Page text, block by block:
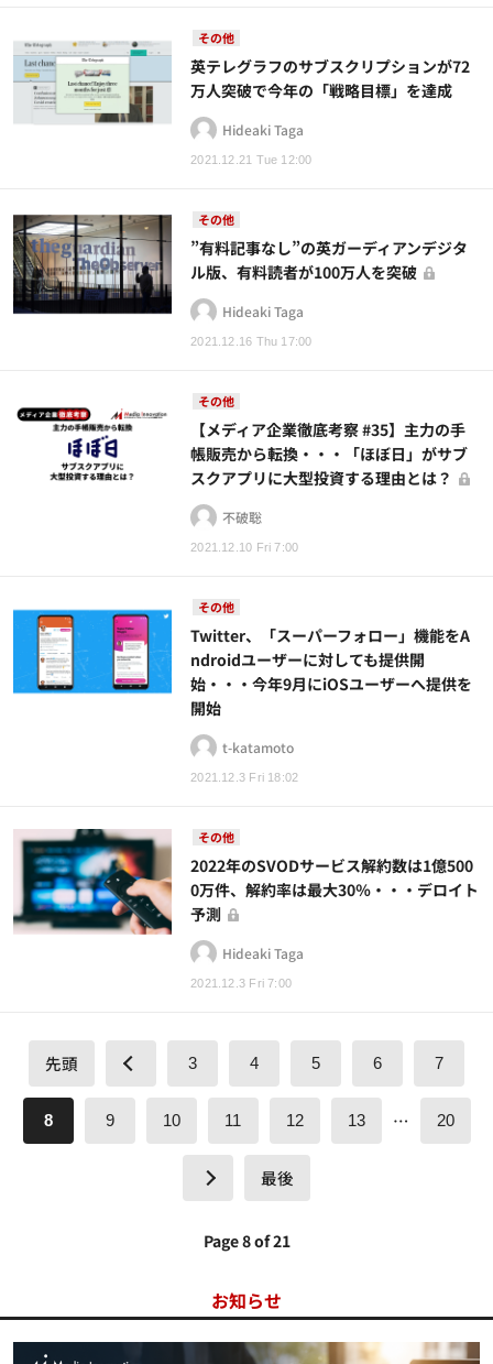
その他
2021.12.21 Tue 12:00
英テレグラフのサブスクリプションが72
万人突破で今年の「戦略目標」を達成
Hideaki Taga
その他
2021.12.16 Thu 17:00
”有料記事なし”の英ガーディアンデジタ
ル版、有料読者が100万人を突破
Hideaki Taga
その他
2021.12.10 Fri 7:00
【メディア企業徹底考察 #35】主力の手
帳販売から転換・・・「ほぼ日」がサブ
スクアプリに大型投資する理由とは？
不破聡
その他
2021.12.3 Fri 18:02
Twitter、「スーパーフォロー」機能をA
ndroidユーザーに対しても提供開
始・・・今年9月にiOSユーザーへ提供を
開始
t-katamoto
その他
2021.12.3 Fri 7:00
2022年のSVODサービス解約数は1億500
0万件、解約率は最大30％・・・デロイト
予測
Hideaki Taga
先頭 3 4 5 6 7
8 9 10 11 12 13 … 20
最後
Page 8 of 21
お知らせ